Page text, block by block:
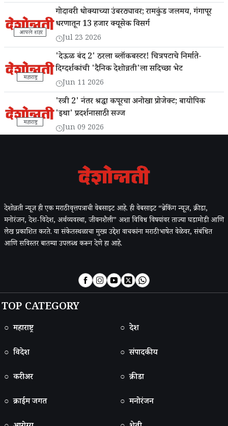
आपले शहर
गोदावरी धोक्याच्या उंबरठ्यावर; रामकुंड जलमय, गंगापूर
धरणातून 13 हजार क्यूसेक विसर्ग
Jul 23 2026
महाराष्ट्र
'देऊळ बंद 2' ठरला ब्लॉकबस्टर! चित्रपटाचे निर्माते-
दिग्दर्शकांची 'दैनिक देशोन्नती'ला सदिच्छा भेट
Jun 11 2026
महाराष्ट्र
'स्त्री 2' नंतर श्रद्धा कपूरचा अनोखा प्रोजेक्ट; बायोपिक
'इथा' प्रदर्शनासाठी सज्ज
Jun 09 2026
देशोन्नती न्यूज ही एक मराठी वृत्तपत्राची वेबसाइट आहे. ही वेबसाइट “ब्रेकिंग न्यूज, क्रीडा,
मनोरंजन, देश-विदेश, अर्थव्यवस्था, जीवनशैली” अशा विविध विषयांवर ताज्या घडामोडी आणि
लेख प्रकाशित करते. या संकेतस्थळाचा मुख्य उद्देश वाचकांना मराठी भाषेत वेळेवर, संबंधित
आणि सविस्तर बातम्या उपलब्ध करून देणे हा आहे.
TOP CATEGORY
○ महाराष्ट्र
○ देश
○ विदेश
○ संपादकीय
○ करीअर
○ क्रीडा
○ क्राईम जगत
○ मनोरंजन